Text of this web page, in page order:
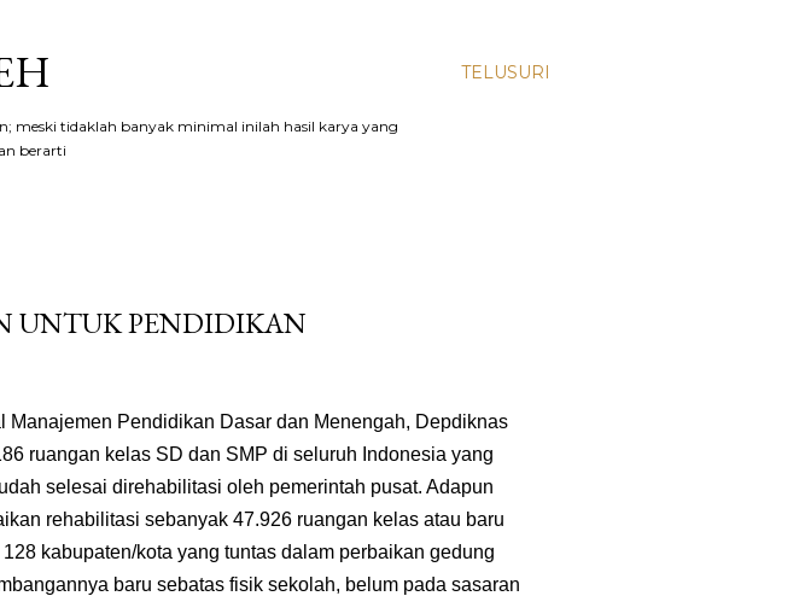
TELUSURI
meski tidaklah banyak minimal inilah hasil karya yang
berarti
UNTUK PENDIDIKAN
Manajemen Pendidikan Dasar dan Menengah, Depdiknas
ruangan kelas SD dan SMP di seluruh Indonesia yang
selesai direhabilitasi oleh pemerintah pusat. Adapun
rehabilitasi sebanyak 47.926 ruangan kelas atau baru
kabupaten/kota yang tuntas dalam perbaikan gedung
baru sebatas fisik sekolah, belum pada sasaran